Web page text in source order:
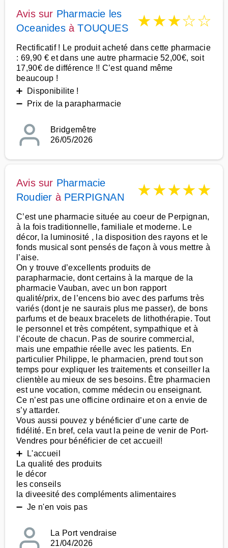
Avis sur Pharmacie les
OceanidesàTOUQUES ★★★☆☆
Rectificatif ! Le produit acheté dans cette pharmacie
: 69,90 € et dans une autre pharmacie 52,00€, soit
17,90€ de différence !! C’est quand même
beaucoup !
➕ Disponibilite !
➖ Prix de la parapharmacie
Bridgemêtre
26/05/2026
Avis sur Pharmacie
Roudier à PERPIGNAN ★★★★★
C’est une pharmacie située au coeur de Perpignan,
à la fois traditionnelle, familiale et moderne. Le
décor, la luminosité , la disposition des rayons et le
fonds musical sont pensés de façon à vous mettre à
l’aise.
On y trouve d’excellents produits de
parapharmacie, dont certains à la marque de la
pharmacie Vauban, avec un bon rapport
qualité/prix, de l’encens bio avec des parfums très
variés (dont je ne saurais plus me passer), de bons
parfums et de beaux bracelets de lithothérapie. Tout
le personnel et très compétent, sympathique et à
l’écoute de chacun. Pas de sourire commercial,
mais une empathie réelle avec les patients. En
particulier Philippe, le pharmacien, prend tout son
temps pour expliquer les traitements et conseiller la
clientèle au mieux de ses besoins. Être pharmacien
est une vocation, comme médecin ou enseignant.
Ce n’est pas une officine ordinaire et on a envie de
s’y attarder.
Vous aussi pouvez y bénéficier d’une carte de
fidélité. En bref, cela vaut la peine de venir de Port-
Vendres pour bénéficier de cet accueil!
➕ L'accueil
La qualité des produits
le décor
les conseils
la diveesité des compléments alimentaires
➖ Je n'en vois pas
La Port vendraise
21/04/2026